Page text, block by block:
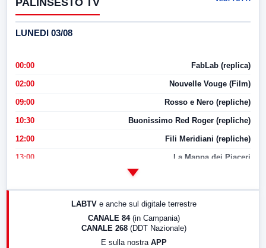
PALINSESTO TV
LUNEDI 03/08
00:00 FabLab (replica)
02:00 Nouvelle Vouge (Film)
09:00 Rosso e Nero (repliche)
10:30 Buonissimo Red Roger (repliche)
12:00 Fili Meridiani (repliche)
13:00 La Mappa dei Piaceri
LABTV e anche sul digitale terrestre
CANALE 84 (in Campania)
CANALE 268 (DDT Nazionale)
E sulla nostra APP